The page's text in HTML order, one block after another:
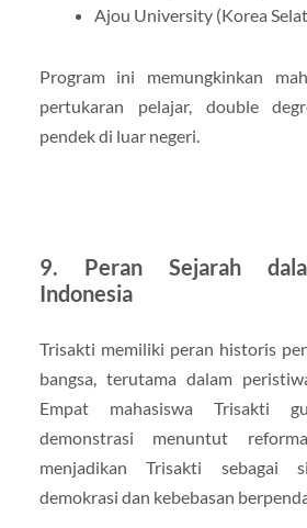
Ajou University (Korea
Program ini memungkinkan
pertukaran pelajar, double
pendek di luar negeri.
9. Peran Sejarah
Indonesia
Trisakti memiliki peran historis
bangsa, terutama dalam
Empat mahasiswa Trisakti
demonstrasi menuntut
menjadikan Trisakti sebagai
demokrasi dan kebebasan